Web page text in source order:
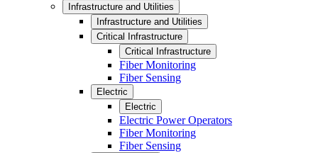
Infrastructure and Utilities
Infrastructure and Utilities
Critical Infrastructure
Critical Infrastructure
Fiber Monitoring
Fiber Sensing
Electric
Electric
Electric Power Operators
Fiber Monitoring
Fiber Sensing